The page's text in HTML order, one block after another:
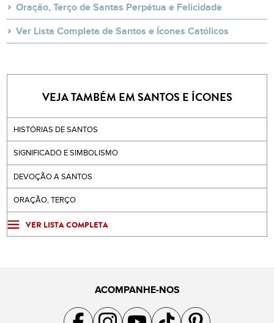
Oração, Terço de Santas Perpétua e Felicidade
Ver Lista Completa de Santos e Ícones Católicos
VEJA TAMBÉM EM SANTOS E ÍCONES
HISTÓRIAS DE SANTOS
SIGNIFICADO E SIMBOLISMO
DEVOÇÃO A SANTOS
ORAÇÃO, TERÇO
VER LISTA COMPLETA
ACOMPANHE-NOS
Acompanhe a gente no Facebook
Acompanhe a gente no Instagram
Acompanhe a gente no YouTube
Acompanhe a gente no TikTok
Acompanhe a gente no